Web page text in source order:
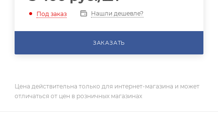
Под заказ Нашли дешевле?
ЗАКАЗАТЬ
Цена действительна только для интернет-магазина и может
отличаться от цен в розничных магазинах